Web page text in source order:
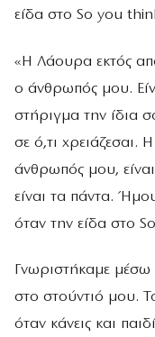
είδα στο So you
«Η Λάουρα εκτός
ο άνθρωπός μου.
στήριγμα την ίδια
σε ό,τι χρειάζεσαι. Η
άνθρωπός μου,
είναι τα πάντα.
όταν την είδα στο
Γνωριστήκαμε
στο στούντιό μου.
όταν κάνεις και